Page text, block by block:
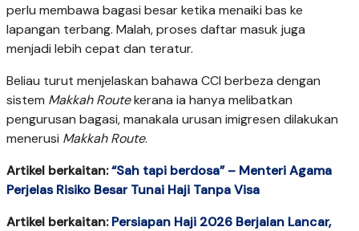
perlu membawa bagasi besar ketika menaiki bas ke
lapangan terbang. Malah, proses daftar masuk juga
menjadi lebih cepat dan teratur.
Beliau turut menjelaskan bahawa CCI berbeza dengan
sistem Makkah Routekerana ia hanya melibatkan
pengurusan bagasi, manakala urusan imigresen dilakukan
menerusi Makkah Route.
Artikel berkaitan:“Sah tapi berdosa” – Menteri Agama
Perjelas Risiko Besar Tunai Haji Tanpa Visa
Artikel berkaitan:Persiapan Haji 2026 Berjalan Lancar,